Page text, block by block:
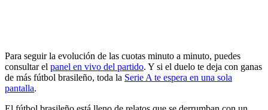
Para seguir la evolución de las cuotas minuto a minuto, puedes
consultar el panel en vivo del partido. Y si el duelo te deja con ganas
de más fútbol brasileño, toda la Serie A te espera en una sola
pantalla.